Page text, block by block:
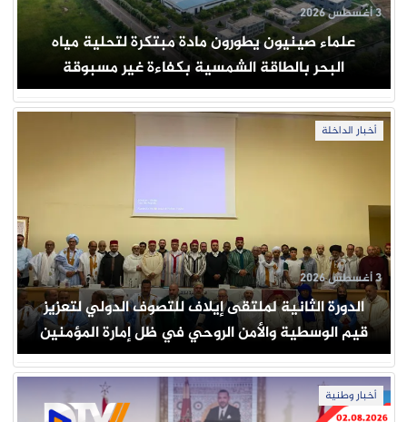
علماء صينيون يطورون مادة مبتكرة لتحلية مياه
البحر بالطاقة الشمسية بكفاءة غير مسبوقة
3 أغسطس 2026
أخبار الداخلة
الدورة الثانية لملتقى إيلاف للتصوف الدولي لتعزيز
قيم الوسطية والأمن الروحي في ظل إمارة المؤمنين
3 أغسطس 2026
أخبار وطنية